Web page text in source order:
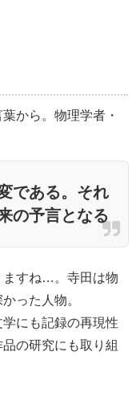
から。物理学者・
である。それ
の予言となる
ますね…。寺田は物
った人物。
にも記録の再現性
の研究にも取り組